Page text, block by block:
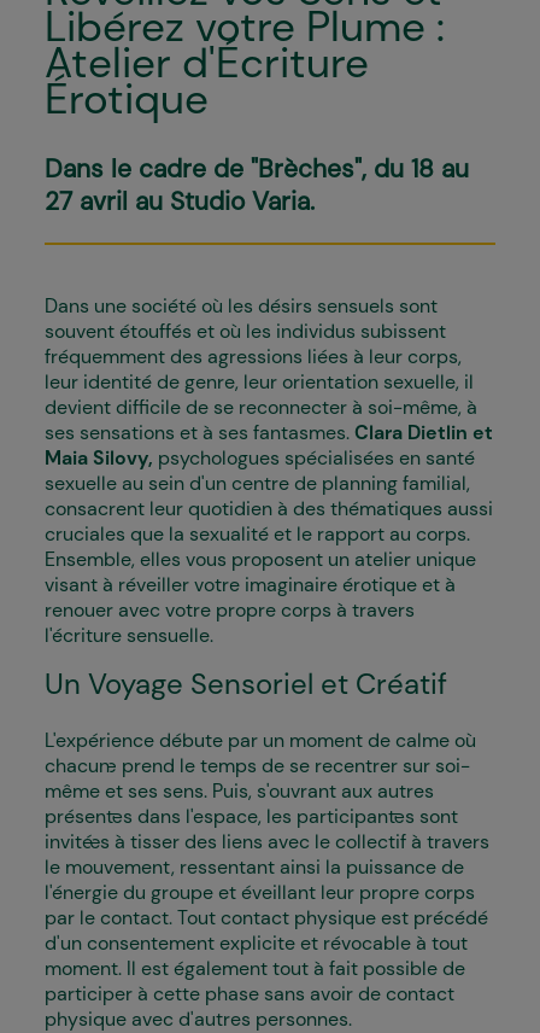
Libérez votre Plume :
Atelier d'Écriture
Érotique
Dans le cadre de "Brèches", du 18 au
27 avril au Studio Varia.
Dans une société où les désirs sensuels sont
souvent étouffés et où les individus subissent
fréquemment des agressions liées à leur corps,
leur identité de genre, leur orientation sexuelle, il
devient difficile de se reconnecter à soi-même, à
ses sensations et à ses fantasmes.Clara Dietlin et
Maia Silovy, psychologues spécialisées en santé
sexuelle au sein d'un centre de planning familial,
consacrent leur quotidien à des thématiques aussi
cruciales que la sexualité et le rapport au corps.
Ensemble, elles vous proposent un atelier unique
visant à réveiller votre imaginaire érotique et à
renouer avec votre propre corps à travers
l'écriture sensuelle.
Un Voyage Sensoriel et Créatif
L'expérience débute par un moment de calme où
chacun·e prend le temps de se recentrer sur soi-
même et ses sens. Puis, s'ouvrant aux autres
présent·es dans l'espace, les participant·es sont
invité·es à tisser des liens avec le collectif à travers
le mouvement, ressentant ainsi la puissance de
l'énergie du groupe et éveillant leur propre corps
par le contact. Tout contact physique est précédé
d'un consentement explicite et révocable à tout
moment. Il est également tout à fait possible de
participer à cette phase sans avoir de contact
physique avec d'autres personnes.